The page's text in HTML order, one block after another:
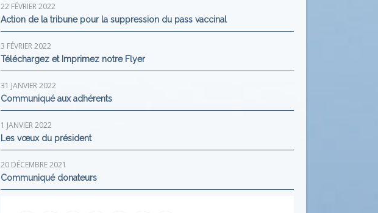
22 FÉVRIER 2022
Action de la tribune pour la suppression du pass vaccinal
3 FÉVRIER 2022
Téléchargez et Imprimez notre Flyer
31 JANVIER 2022
Communiqué aux adhérents
1 JANVIER 2022
Les vœux du président
20 DÉCEMBRE 2021
Communiqué donateurs